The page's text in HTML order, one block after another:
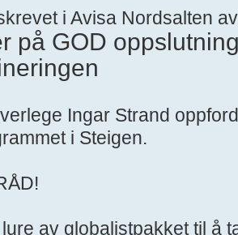
i Avisa Nordsalten
på GOD
Ingar Strand
i Steigen.
av globalistpakket til å